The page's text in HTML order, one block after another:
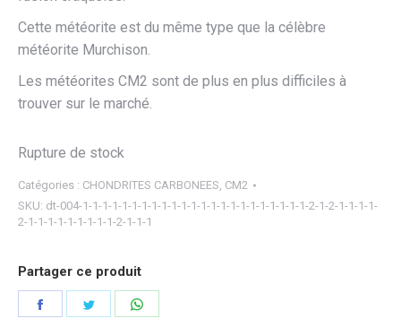
Cette météorite est du même type que la célèbre
météorite Murchison.
Les météorites CM2 sont de plus en plus difficiles à
trouver sur le marché.
Rupture de stock
Catégories : CHONDRITES CARBONEES, CM2
SKU: dt-004-1-1-1-1-1-1-1-1-1-1-1-1-1-1-1-1-1-1-1-1-1-1-1-2-1-2-1-1-1-1-
2-1-1-1-1-1-1-1-1-1-2-1-1-1
Partager ce produit
Partager Partager